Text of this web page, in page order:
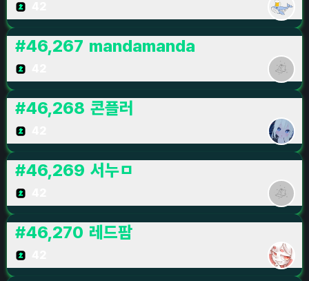
#46,267 mandamanda
#46,268 콘플러
#46,269 서누ㅁ
#46,270 레드팜